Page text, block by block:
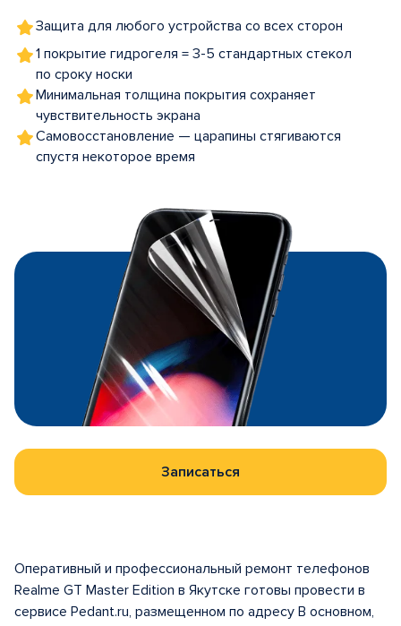
Защита для любого устройства со всех сторон
1 покрытие гидрогеля = 3-5 стандартных стекол
по сроку носки
Минимальная толщина покрытия сохраняет
чувствительность экрана
Самовосстановление — царапины стягиваются
спустя некоторое время
Записаться
Оперативный и профессиональный ремонт телефонов
Realme GT Master Edition в Якутске готовы провести в
сервисе Pedant.ru, размещенном по адресу В основном,